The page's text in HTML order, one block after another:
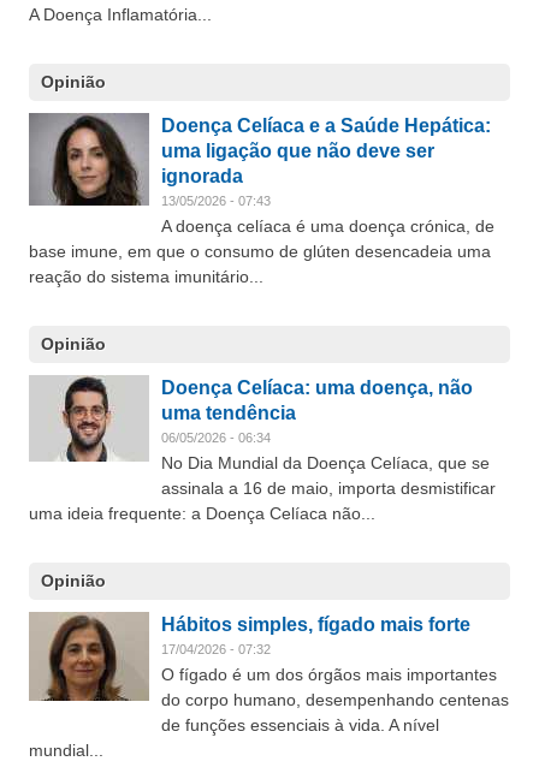
A Doença Inflamatória...
Opinião
Doença Celíaca e a Saúde Hepática:
uma ligação que não deve ser
ignorada
13/05/2026 - 07:43
A doença celíaca é uma doença crónica, de
base imune, em que o consumo de glúten desencadeia uma
reação do sistema imunitário...
Opinião
Doença Celíaca: uma doença, não
uma tendência
06/05/2026 - 06:34
No Dia Mundial da Doença Celíaca, que se
assinala a 16 de maio, importa desmistificar
uma ideia frequente: a Doença Celíaca não...
Opinião
Hábitos simples, fígado mais forte
17/04/2026 - 07:32
O fígado é um dos órgãos mais importantes
do corpo humano, desempenhando centenas
de funções essenciais à vida. A nível
mundial...